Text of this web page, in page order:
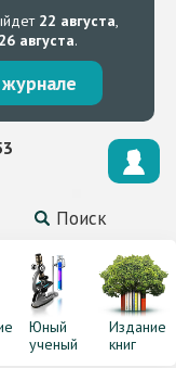
22 августа,
26 августа.
Поиск
Юный
ученый
Издание
книг